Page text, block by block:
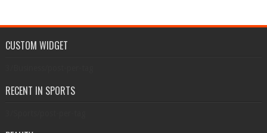
CUSTOM WIDGET
RECENT IN SPORTS